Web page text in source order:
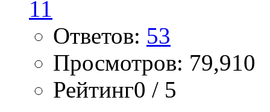
Ответов: 53
Просмотров: 79,910
Рейтинг0 / 5